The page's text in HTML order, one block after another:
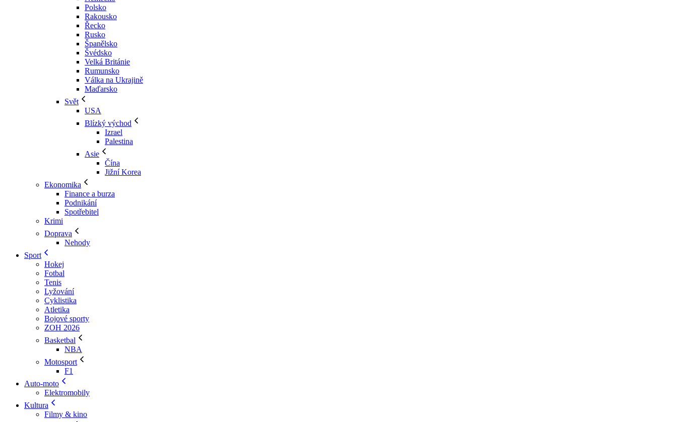
Polsko
Rakousko
Řecko
Rusko
Španělsko
Švédsko
Velká Británie
Rumunsko
Válka na Ukrajině
Maďarsko
Svět
USA
Blízký východ
Izrael
Palestina
Asie
Čína
Jižní Korea
Ekonomika
Finance a burza
Podnikání
Spotřebitel
Krimi
Doprava
Nehody
Sport
Hokej
Fotbal
Tenis
Lyžování
Cyklistika
Atletika
Bojové sporty
ZOH 2026
Basketbal
NBA
Motosport
F1
Auto-moto
Elektromobily
Kultura
Filmy & kino